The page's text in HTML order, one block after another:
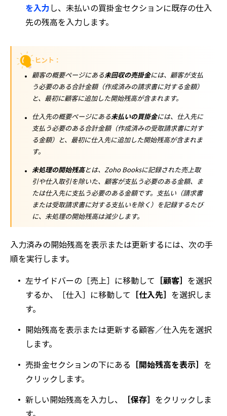
を入力 し、未払いの買掛金セクションに既存の仕入
先の残高を入力します。
ヒント：
顧客の概要ページにある未回収の売掛金には、顧客が支払
う必要のある合計金額（作成済みの請求書に対する金額）
と、最初に顧客に追加した開始残高が含まれます。
仕入先の概要ページにある未払いの買掛金には、仕入先に
支払う必要のある合計金額（作成済みの受取請求書に対す
る金額）と、最初に仕入先に追加した開始残高が含まれま
す。
未処理の開始残高とは、Zoho Booksに記録された売上取
引や仕入取引を除いた、顧客が支払う必要のある金額、ま
たは仕入先に支払う必要のある金額です。支払い（請求書
または受取請求書に対する支払いを除く）を記録するたび
に、未処理の開始残高は減少します。
入力済みの開始残高を表示または更新するには、次の手
順を実行します。
左サイドバーの ［売上］ に移動して ［顧客］ を選択
するか、
［仕入］ に移動して ［仕入先］ を選択しま
す。
開始残高を表示または更新する顧客／仕入先を選択
します。
売掛金セクションの下にある ［開始残高を表示］ を
クリックします。
新しい開始残高を入力し、
［保存］ をクリックしま
す。